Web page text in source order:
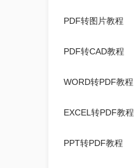
PDF转图片教程
PDF转CAD教程
WORD转PDF教程
EXCEL转PDF教程
PPT转PDF教程